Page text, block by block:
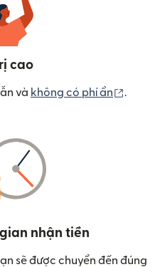
cao
và không có phí ẩn .
nhận tiền
sẽ được chuyển đến đúng